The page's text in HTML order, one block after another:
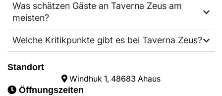
Was schätzen Gäste an Taverna Zeus am
meisten?
Welche Kritikpunkte gibt es bei Taverna Zeus?
Standort
Windhuk 1, 48683 Ahaus
Öffnungszeiten